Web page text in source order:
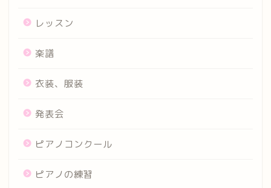
レッスン
楽譜
衣装、服装
発表会
ピアノコンクール
ピアノの練習